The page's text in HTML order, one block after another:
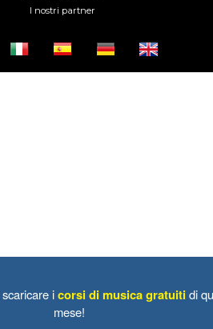
I nostri partner
icorsi di musica gratuiti di
mese!